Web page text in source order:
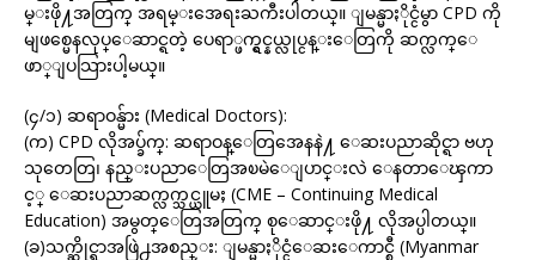
မ္းဖို႔အတြက္ အရမ္းအေရးႀကီးပါတယ္။ ျမန္မာႏိုင္ငံမွာ CPD ကို
မျဖစ္မေနလုပ္ေဆာင္ရတဲ့ ပေရာ္ဖက္ရွင္နယ္လုပ္ငန္းေတြကို ဆက္လက္ေ
ဖာ္ျပသြားပါ့မယ္။
(၄/၁) ဆရာဝန္မ်ား (Medical Doctors):
(က) CPD လိုအပ္ခ်က္: ဆရာဝန္ေတြအေနနဲ႔ ေဆးပညာဆိုင္ရာ ဗဟု
သုတေတြ၊ နည္းပညာေတြအၿမဲေျပာင္းလဲ ေနတာေၾကာ
င့္ ေဆးပညာဆက္လက္သင္ယူမႈ (CME – Continuing Medical
Education) အမွတ္ေတြအတြက္ စုေဆာင္းဖို႔ လိုအပ္ပါတယ္။
(ခ)သက္ဆိုင္ရာအဖြဲ႕အစည္း: ျမန္မာႏိုင္ငံေဆးေကာင္စီ (Myanmar